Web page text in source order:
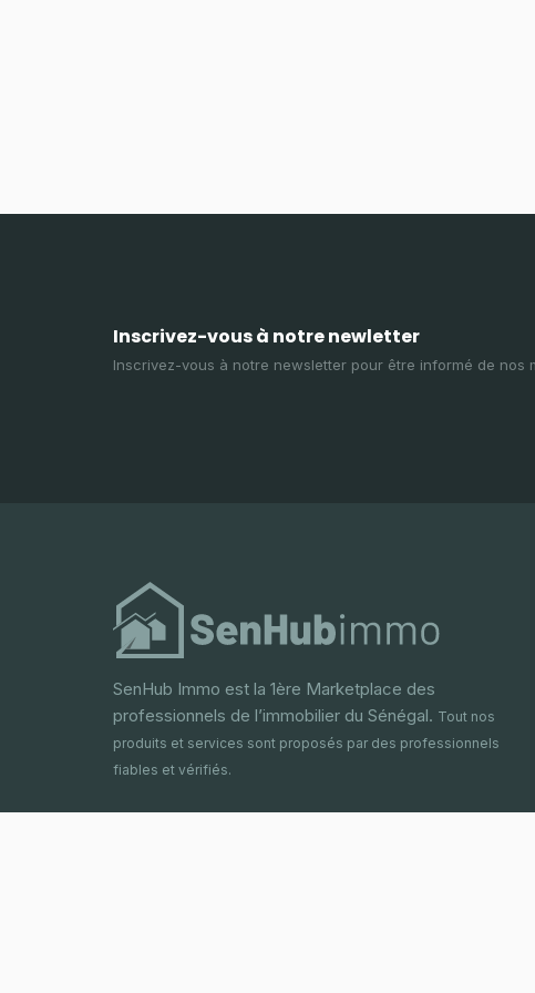
Inscrivez-vous à notre newletter
Inscrivez-vous à notre newsletter pour être informé de nos
SenHub Immo est la 1ère Marketplace des
professionnels de l’immobilier du Sénégal. Tout nos
produits et services sont proposés par des professionnels
fiables et vérifiés.